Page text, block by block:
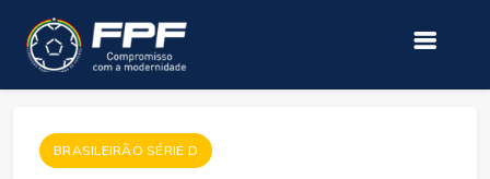
BRASILEIRÃO SÉRIE D